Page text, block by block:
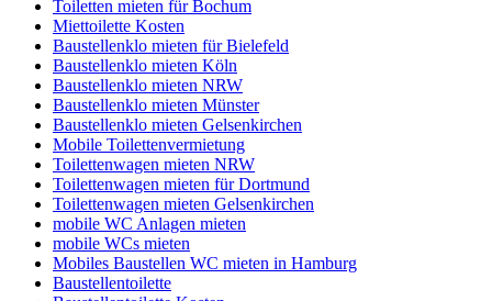
Toiletten mieten für Bochum
Miettoilette Kosten
Baustellenklo mieten für Bielefeld
Baustellenklo mieten Köln
Baustellenklo mieten NRW
Baustellenklo mieten Münster
Baustellenklo mieten Gelsenkirchen
Mobile Toilettenvermietung
Toilettenwagen mieten NRW
Toilettenwagen mieten für Dortmund
Toilettenwagen mieten Gelsenkirchen
mobile WC Anlagen mieten
mobile WCs mieten
Mobiles Baustellen WC mieten in Hamburg
Baustellentoilette